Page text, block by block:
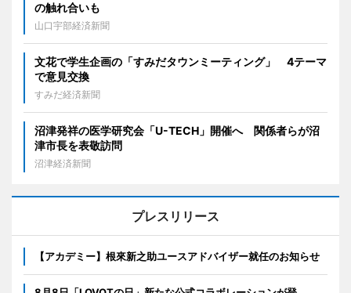
の触れ合いも
山口宇部経済新聞
文花で学生企画の「すみだタウンミーティング」 4テーマ
で意見交換
すみだ経済新聞
沼津発祥の医学研究会「U-TECH」開催へ 関係者らが沼
津市長を表敬訪問
沼津経済新聞
プレスリリース
【アカデミー】根來新之助ユースアドバイザー就任のお知らせ